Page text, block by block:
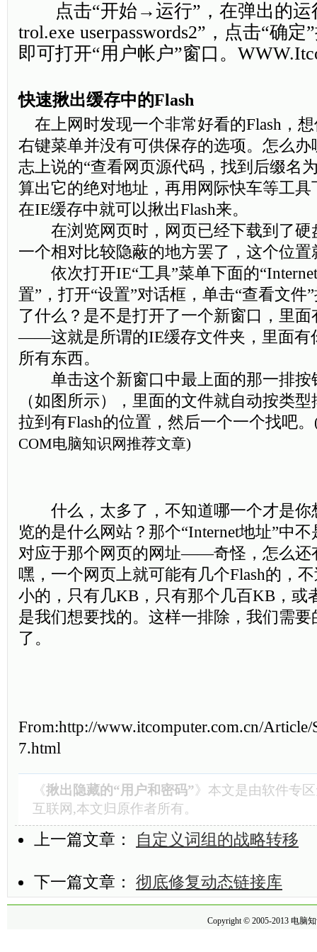
点击“开始→运行”，在弹出的运
trol.exe userpasswords2”，点击“确
即可打开“用户帐户”窗口。
快速揪出缓存中的Flash
在上网时发现一个非常好看的Flash，
右键菜单并没有可供保存的选项。怎么
志上说的“查看网页源代码，找到后缀名
算出它的绝对地址，再用网际快车等工具
在IE缓存中就可以揪出Flash来。
在浏览网页时，网页已经下载到了硬
一个相对比较隐蔽的地方罢了，这个位置
依次打开IE“工具”菜单下面的
置”，打开“设置”对话框，单击“查看文件
了什么？是不是打开了一个新窗口，里
——这就是所谓的IE缓存文件夹，里面有
所有东西。
单击这个新窗口中最上面的那一排按
（如图所示），里面的文件就自动按类
拉到有Flash的位置，然后一个一个找吧。
COM电脑知识网推荐文章)
什么，太多了，不知道哪一个才是你
览的是什么网站？那个“Internet地址”中
对应于那个网页的网址——奇怪，怎么还
嘿，一个网页上就可能有几个Flash的，
小的，只有几KB，只有那个几百KB，或
是我们想要找的。这样一排除，我们需要
了。
From:http://www.itcomputer.com.cn/
7.html
《揪出隐藏的“用户和密码”》本文是由软件专区
互联网,本文归原作者所有。
上一篇文章： 自定义词组的战略转移
下一篇文章： 彻底修复动态链接库
Copyright © 2005-2013 电脑